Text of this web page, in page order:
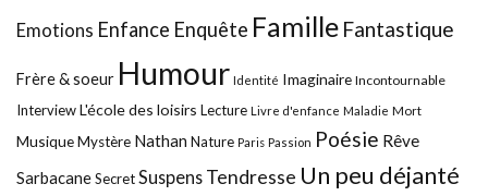
Emotions Enfance Enquête Famille Fantastique
Frère & soeur Humour Identité Imaginaire Incontournable
InterviewL'école des loisirs Lecture Livre d'enfance Maladie Mort
MusiqueMystère Nathan Nature Paris Passion Poésie Rêve
SarbacaneSecretSuspens Tendresse Un peu déjanté